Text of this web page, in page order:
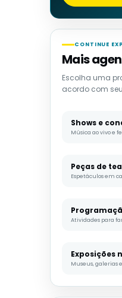
CONTINUE
Mais
Escolha uma
acordo com
Shows e
Música ao vivo e
Peças de
Espetáculos em
Atividades para
Exposições
Museus, galerias